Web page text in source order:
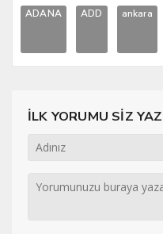
ADANA ADD ankara
İLK YORUMU SİZ